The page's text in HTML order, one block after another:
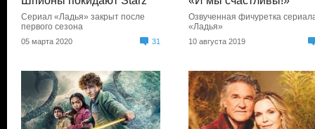
Сериал «Ладья» закрыт после
первого сезона
05 марта 2020 31
Озвученная фичуретка
«Ладья»
10 августа 2019